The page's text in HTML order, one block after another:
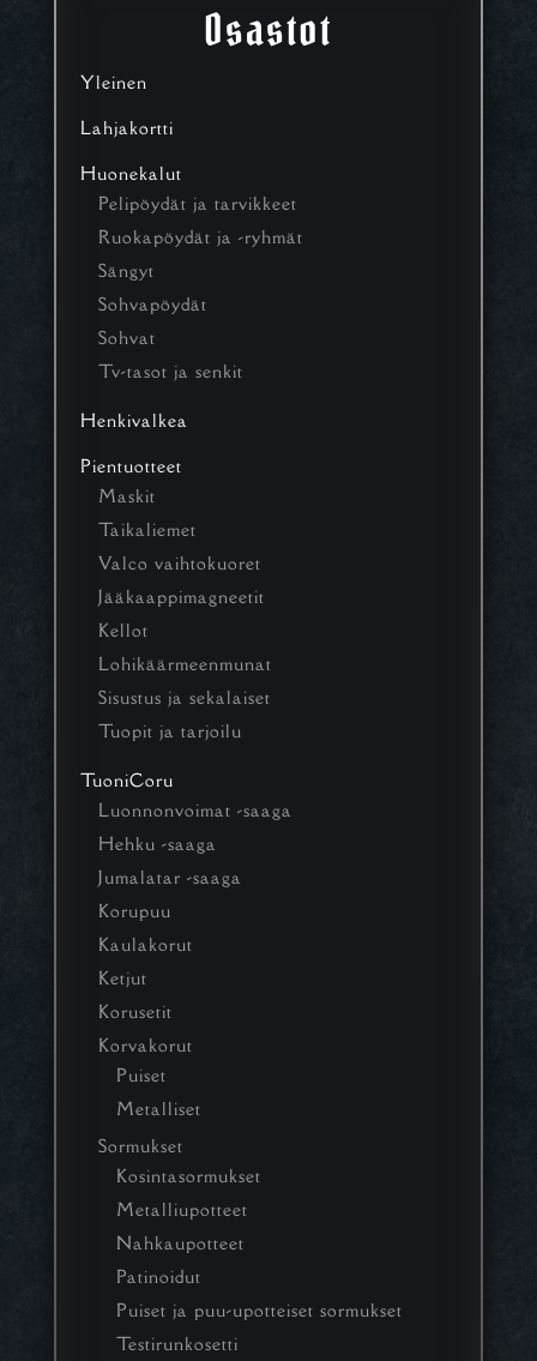
Osastot
Yleinen
Lahjakortti
Huonekalut
Pelipöydät ja tarvikkeet
Ruokapöydät ja -ryhmät
Sängyt
Sohvapöydät
Sohvat
Tv-tasot ja senkit
Henkivalkea
Pientuotteet
Maskit
Taikaliemet
Valco vaihtokuoret
Jääkaappimagneetit
Kellot
Lohikäärmeenmunat
Sisustus ja sekalaiset
Tuopit ja tarjoilu
TuoniCoru
Luonnonvoimat -saaga
Hehku -saaga
Jumalatar -saaga
Korupuu
Kaulakorut
Ketjut
Korusetit
Korvakorut
Puiset
Metalliset
Sormukset
Kosintasormukset
Metalliupotteet
Nahkaupotteet
Patinoidut
Puiset ja puu-upotteiset sormukset
Testirunkosetti